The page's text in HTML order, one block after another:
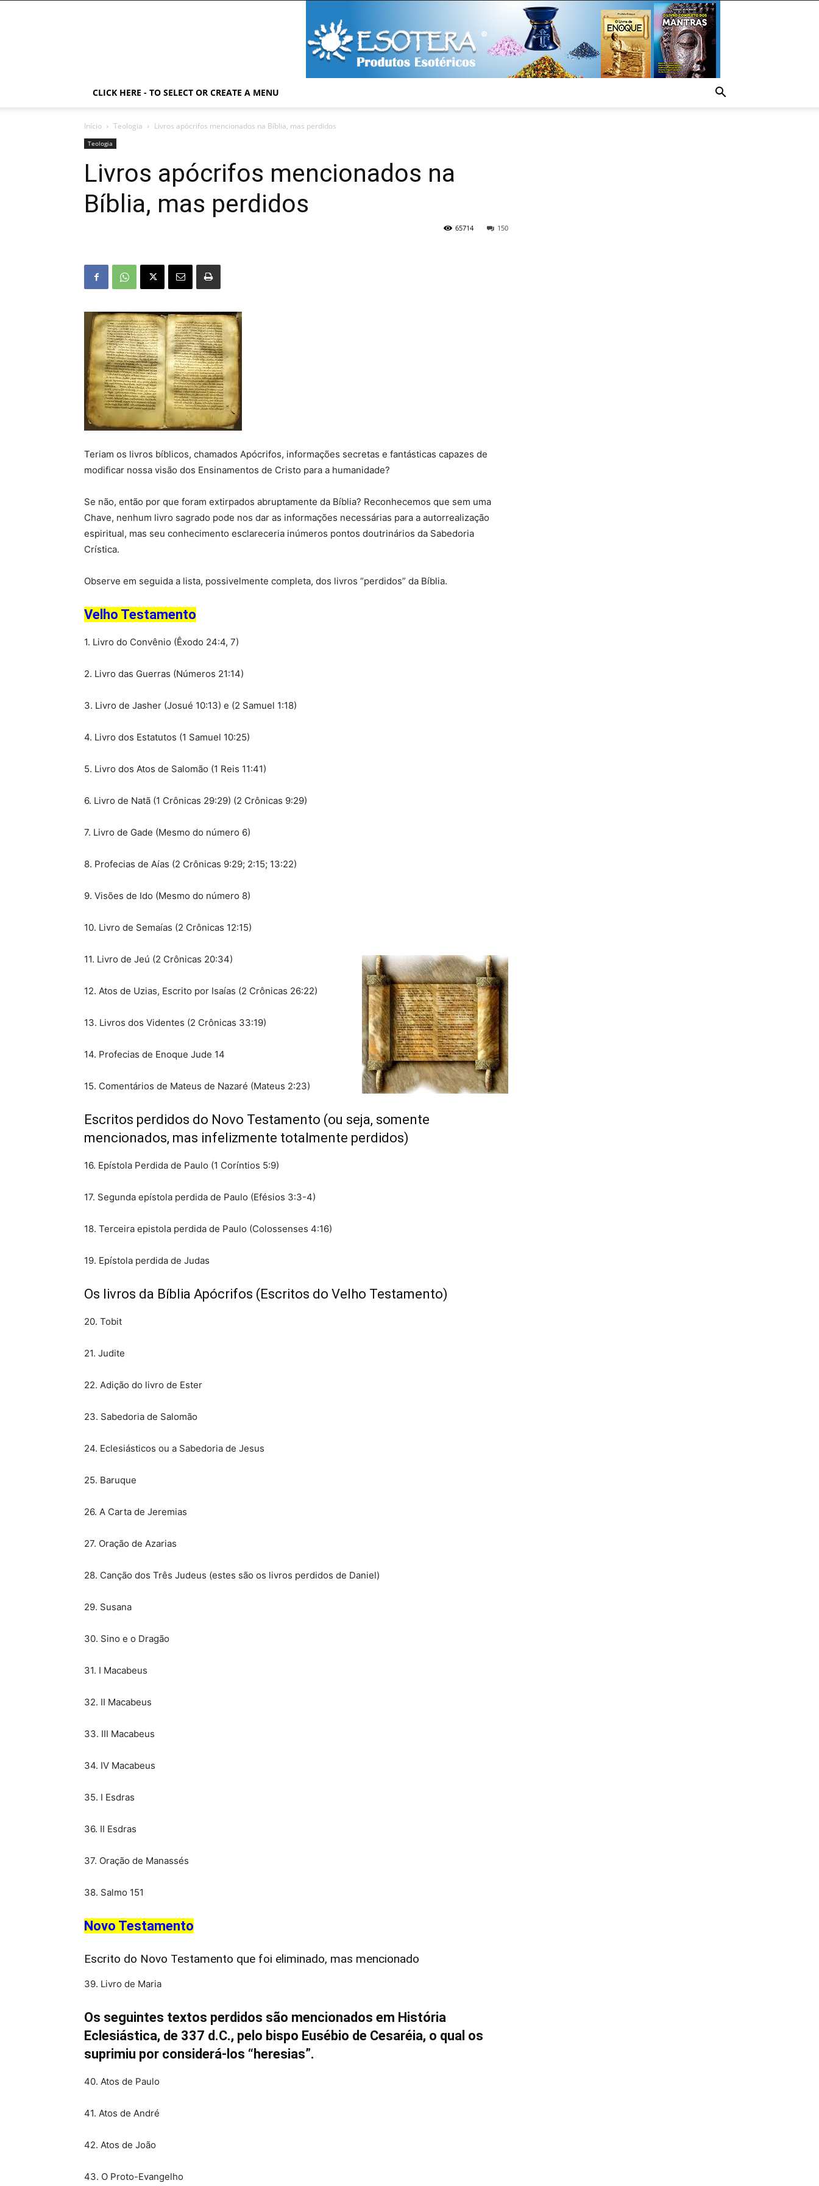
CLICK HERE - TO SELECT OR CREATE A MENU
Início Teologia Livros apócrifos mencionados na Bíblia, mas perdidos
Teologia
Livros apócrifos mencionados na
Bíblia, mas perdidos
150
65714
Teriam os livros bíblicos, chamados Apócrifos, informações secretas e fantásticas capazes de
modificar nossa visão dos Ensinamentos de Cristo para a humanidade?
Se não, então por que foram extirpados abruptamente da Bíblia? Reconhecemos que sem uma
Chave, nenhum livro sagrado pode nos dar as informações necessárias para a autorrealização
espiritual, mas seu conhecimento esclareceria inúmeros pontos doutrinários da Sabedoria
Crística.
Observe em seguida a lista, possivelmente completa, dos livros “perdidos” da Bíblia.
Velho Testamento
1. Livro do Convênio (Êxodo 24:4, 7)
2. Livro das Guerras (Números 21:14)
3. Livro de Jasher (Josué 10:13) e (2 Samuel 1:18)
4. Livro dos Estatutos (1 Samuel 10:25)
5. Livro dos Atos de Salomão (1 Reis 11:41)
6. Livro de Natã (1 Crônicas 29:29) (2 Crônicas 9:29)
7. Livro de Gade (Mesmo do número 6)
8. Profecias de Aías (2 Crônicas 9:29; 2:15; 13:22)
9. Visões de Ido (Mesmo do número 8)
10. Livro de Semaías (2 Crônicas 12:15)
11. Livro de Jeú (2 Crônicas 20:34)
12. Atos de Uzias, Escrito por Isaías (2 Crônicas 26:22)
13. Livros dos Videntes (2 Crônicas 33:19)
14. Profecias de Enoque Jude 14
15. Comentários de Mateus de Nazaré (Mateus 2:23)
Escritos perdidos do Novo Testamento (ou seja, somente
mencionados, mas infelizmente totalmente perdidos)
16. Epístola Perdida de Paulo (1 Coríntios 5:9)
17. Segunda epístola perdida de Paulo (Efésios 3:3-4)
18. Terceira epistola perdida de Paulo (Colossenses 4:16)
19. Epístola perdida de Judas
Os livros da Bíblia Apócrifos (Escritos do Velho Testamento)
20. Tobit
21. Judite
22. Adição do livro de Ester
23. Sabedoria de Salomão
24. Eclesiásticos ou a Sabedoria de Jesus
25. Baruque
26. A Carta de Jeremias
27. Oração de Azarias
28. Canção dos Três Judeus (estes são os livros perdidos de Daniel)
29. Susana
30. Sino e o Dragão
31. I Macabeus
32. II Macabeus
33. III Macabeus
34. IV Macabeus
35. I Esdras
36. II Esdras
37. Oração de Manassés
38. Salmo 151
Novo Testamento
Escrito do Novo Testamento que foi eliminado, mas mencionado
39. Livro de Maria
Os seguintes textos perdidos são mencionados em História
Eclesiástica, de 337 d.C., pelo bispo Eusébio de Cesaréia, o qual os
suprimiu por considerá-los “heresias”.
40. Atos de Paulo
41. Atos de André
42. Atos de João
43. O Proto-Evangelho